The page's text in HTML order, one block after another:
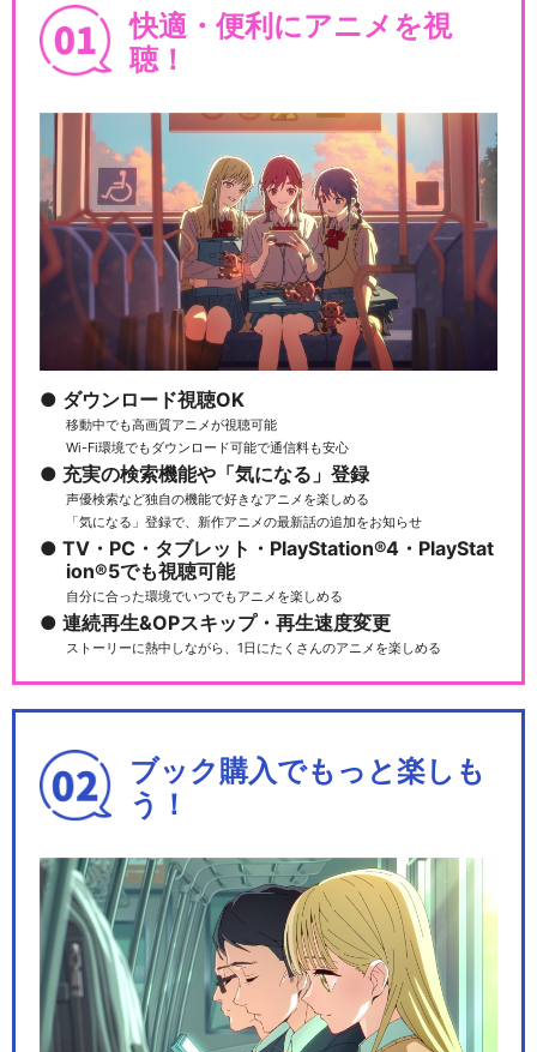
快適・便利にアニメを視
聴！
ダウンロード視聴OK
移動中でも高画質アニメが視聴可能
Wi-Fi環境でもダウンロード可能で通信料も安心
充実の検索機能や「気になる」登録
声優検索など独自の機能で好きなアニメを楽しめる
「気になる」登録で、新作アニメの最新話の追加をお知らせ
TV・PC・タブレット・PlayStation®4・PlayStat
ion®5でも視聴可能
自分に合った環境でいつでもアニメを楽しめる
連続再生&OPスキップ・再生速度変更
ストーリーに熱中しながら、1日にたくさんのアニメを楽しめる
ブック購入でもっと楽しも
う！